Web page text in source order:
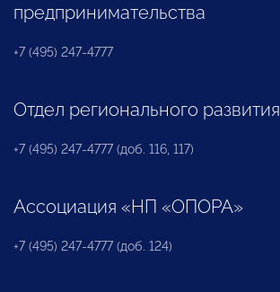
предпринимательства
+7 (495) 247-4777
Отдел регионального развития
+7 (495) 247-4777 (доб. 116, 117)
Ассоциация «НП «ОПОРА»
+7 (495) 247-4777 (доб. 124)